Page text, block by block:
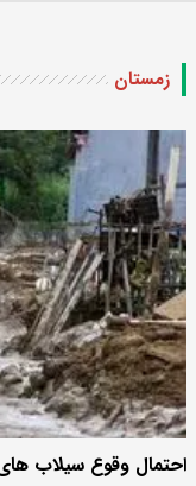
زمستان
احتمال وقوع سیلاب